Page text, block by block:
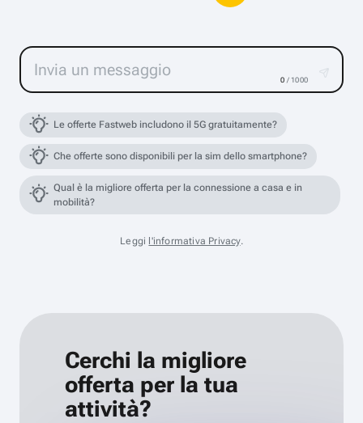
0 / 1000
Le offerte Fastweb includono il 5G gratuitamente?
Che offerte sono disponibili per la sim dello smartphone?
Qual è la migliore offerta per la connessione a casa e in
mobilità?
Leggi l'informativa Privacy.
Cerchi la migliore
offerta per la tua
attività?